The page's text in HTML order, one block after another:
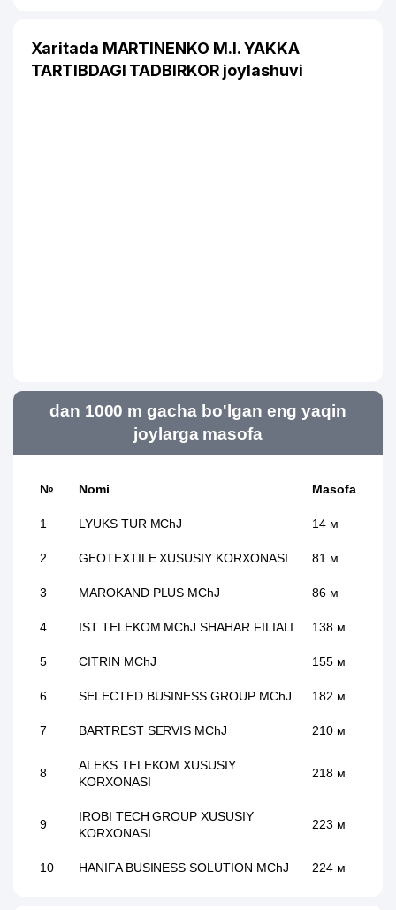
Xaritada MARTINENKO M.I. YAKKA
TARTIBDAGI TADBIRKOR joylashuvi
dan 1000 m gacha bo'lgan eng yaqin
joylarga masofa
№ Nomi Masofa
1 LYUKS TUR MChJ 14 м
2 GEOTEXTILE XUSUSIY KORXONASI 81 м
3 MAROKAND PLUS MChJ 86 м
4 IST TELEKOM MChJ SHAHAR FILIALI 138 м
5 CITRIN MChJ 155 м
6 SELECTED BUSINESS GROUP MChJ 182 м
7 BARTREST SERVIS MChJ 210 м
8
ALEKS TELEKOM XUSUSIY
KORXONASI
218 м
9
IROBI TECH GROUP XUSUSIY
KORXONASI
223 м
10 HANIFA BUSINESS SOLUTION MChJ 224 м